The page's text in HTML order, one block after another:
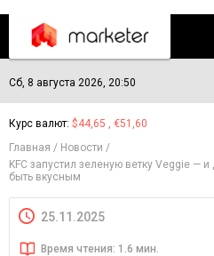
Сб, 8 августа 2026, 20:50
Курс валют: $44,65 , €51,60
Главная
Новости
KFC запустил зеленую ветку Veggie —
быть вкусным
25.11.2025
Время чтения: 1.6 мин.